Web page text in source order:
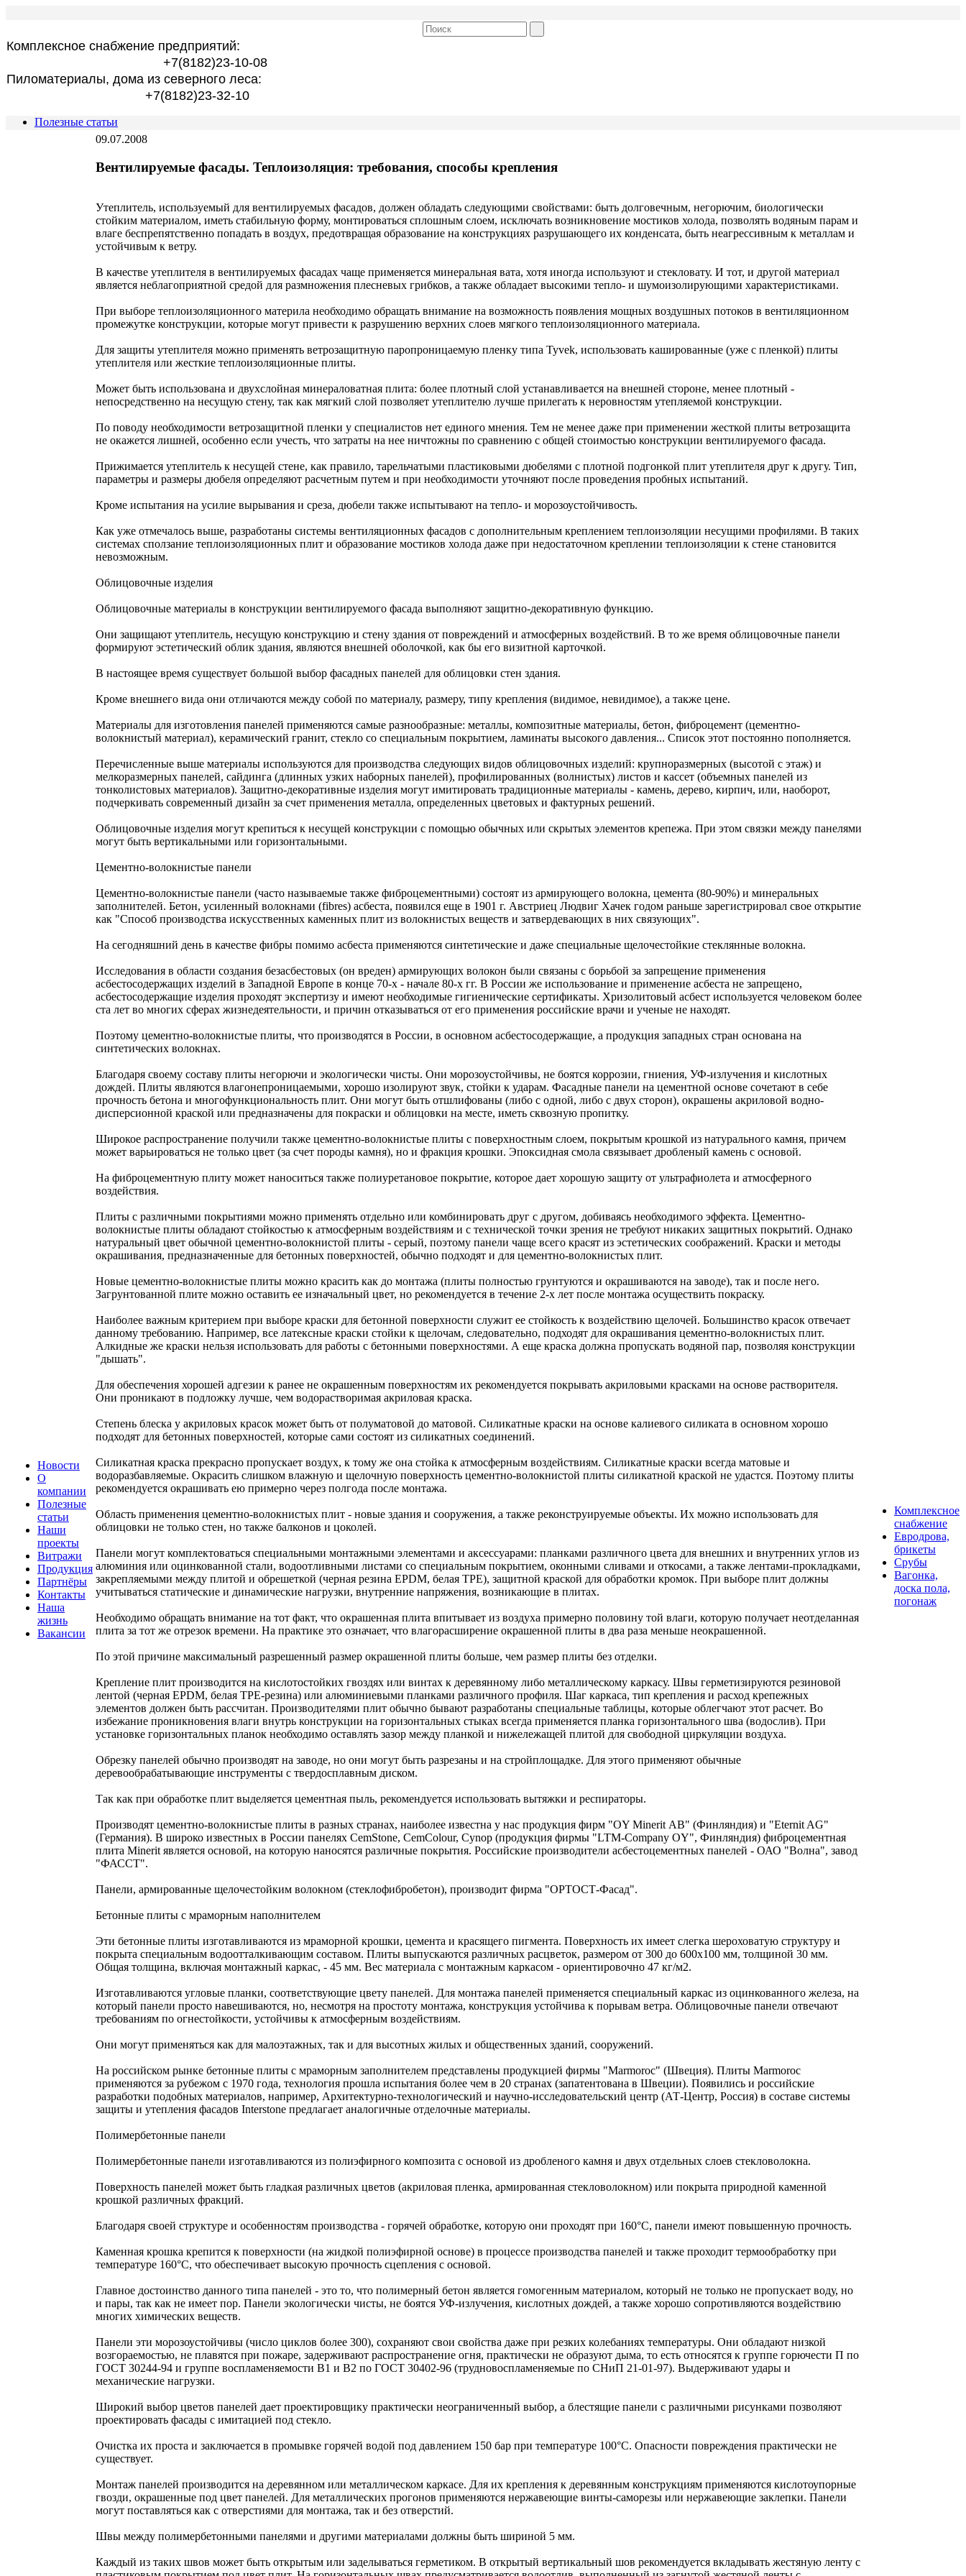
Комплексное снабжение предприятий:
+7(8182)23-10-08
Пиломатериалы, дома из северного леса:
+7(8182)23-32-10
Полезные статьи
Новости
О
компании
Полезные
статьи
Наши
проекты
Витражи
Продукция
Партнёры
Контакты
Наша
жизнь
Вакансии
09.07.2008
Вентилируемые фасады. Теплоизоляция: требования, способы крепления
Утеплитель, используемый для вентилируемых фасадов, должен обладать следующими свойствами: быть долговечным, негорючим, биологически
стойким материалом, иметь стабильную форму, монтироваться сплошным слоем, исключать возникновение мостиков холода, позволять водяным парам и
влаге беспрепятственно попадать в воздух, предотвращая образование на конструкциях разрушающего их конденсата, быть неагрессивным к металлам и
устойчивым к ветру.
В качестве утеплителя в вентилируемых фасадах чаще применяется минеральная вата, хотя иногда используют и стекловату. И тот, и другой материал
является неблагоприятной средой для размножения плесневых грибков, а также обладает высокими тепло- и шумоизолирующими характеристиками.
При выборе теплоизоляционного материла необходимо обращать внимание на возможность появления мощных воздушных потоков в вентиляционном
промежутке конструкции, которые могут привести к разрушению верхних слоев мягкого теплоизоляционного материала.
Для защиты утеплителя можно применять ветрозащитную паропроницаемую пленку типа Tyvek, использовать кашированные (уже с пленкой) плиты
утеплителя или жесткие теплоизоляционные плиты.
Может быть использована и двухслойная минераловатная плита: более плотный слой устанавливается на внешней стороне, менее плотный -
непосредственно на несущую стену, так как мягкий слой позволяет утеплителю лучше прилегать к неровностям утепляемой конструкции.
По поводу необходимости ветрозащитной пленки у специалистов нет единого мнения. Тем не менее даже при применении жесткой плиты ветрозащита
не окажется лишней, особенно если учесть, что затраты на нее ничтожны по сравнению с общей стоимостью конструкции вентилируемого фасада.
Прижимается утеплитель к несущей стене, как правило, тарельчатыми пластиковыми дюбелями с плотной подгонкой плит утеплителя друг к другу. Тип,
параметры и размеры дюбеля определяют расчетным путем и при необходимости уточняют после проведения пробных испытаний.
Кроме испытания на усилие вырывания и среза, дюбели также испытывают на тепло- и морозоустойчивость.
Как уже отмечалось выше, разработаны системы вентиляционных фасадов с дополнительным креплением теплоизоляции несущими профилями. В таких
системах сползание теплоизоляционных плит и образование мостиков холода даже при недостаточном креплении теплоизоляции к стене становится
невозможным.
Облицовочные изделия
Облицовочные материалы в конструкции вентилируемого фасада выполняют защитно-декоративную функцию.
Они защищают утеплитель, несущую конструкцию и стену здания от повреждений и атмосферных воздействий. В то же время облицовочные панели
формируют эстетический облик здания, являются внешней оболочкой, как бы его визитной карточкой.
В настоящее время существует большой выбор фасадных панелей для облицовки стен здания.
Кроме внешнего вида они отличаются между собой по материалу, размеру, типу крепления (видимое, невидимое), а также цене.
Материалы для изготовления панелей применяются самые разнообразные: металлы, композитные материалы, бетон, фиброцемент (цементно-
волокнистый материал), керамический гранит, стекло со специальным покрытием, ламинаты высокого давления... Список этот постоянно пополняется.
Перечисленные выше материалы используются для производства следующих видов облицовочных изделий: крупноразмерных (высотой с этаж) и
мелкоразмерных панелей, сайдинга (длинных узких наборных панелей), профилированных (волнистых) листов и кассет (объемных панелей из
тонколистовых материалов). Защитно-декоративные изделия могут имитировать традиционные материалы - камень, дерево, кирпич, или, наоборот,
подчеркивать современный дизайн за счет применения металла, определенных цветовых и фактурных решений.
Облицовочные изделия могут крепиться к несущей конструкции с помощью обычных или скрытых элементов крепежа. При этом связки между панелями
могут быть вертикальными или горизонтальными.
Цементно-волокнистые панели
Цементно-волокнистые панели (часто называемые также фиброцементными) состоят из армирующего волокна, цемента (80-90%) и минеральных
заполнителей. Бетон, усиленный волокнами (fibres) асбеста, появился еще в 1901 г. Австриец Людвиг Хачек годом раньше зарегистрировал свое открытие
как "Способ производства искусственных каменных плит из волокнистых веществ и затвердевающих в них связующих".
На сегодняшний день в качестве фибры помимо асбеста применяются синтетические и даже специальные щелочестойкие стеклянные волокна.
Исследования в области создания безасбестовых (он вреден) армирующих волокон были связаны с борьбой за запрещение применения
асбестосодержащих изделий в Западной Европе в конце 70-х - начале 80-х гг. В России же использование и применение асбеста не запрещено,
асбестосодержащие изделия проходят экспертизу и имеют необходимые гигиенические сертификаты. Хризолитовый асбест используется человеком более
ста лет во многих сферах жизнедеятельности, и причин отказываться от его применения российские врачи и ученые не находят.
Поэтому цементно-волокнистые плиты, что производятся в России, в основном асбестосодержащие, а продукция западных стран основана на
синтетических волокнах.
Благодаря своему составу плиты негорючи и экологически чисты. Они морозоустойчивы, не боятся коррозии, гниения, УФ-излучения и кислотных
дождей. Плиты являются влагонепроницаемыми, хорошо изолируют звук, стойки к ударам. Фасадные панели на цементной основе сочетают в себе
прочность бетона и многофункциональность плит. Они могут быть отшлифованы (либо с одной, либо с двух сторон), окрашены акриловой водно-
дисперсионной краской или предназначены для покраски и облицовки на месте, иметь сквозную пропитку.
Широкое распространение получили также цементно-волокнистые плиты с поверхностным слоем, покрытым крошкой из натурального камня, причем
может варьироваться не только цвет (за счет породы камня), но и фракция крошки. Эпоксидная смола связывает дробленый камень с основой.
На фиброцементную плиту может наноситься также полиуретановое покрытие, которое дает хорошую защиту от ультрафиолета и атмосферного
воздействия.
Плиты с различными покрытиями можно применять отдельно или комбинировать друг с другом, добиваясь необходимого эффекта. Цементно-
волокнистые плиты обладают стойкостью к атмосферным воздействиям и с технической точки зрения не требуют никаких защитных покрытий. Однако
натуральный цвет обычной цементно-волокнистой плиты - серый, поэтому панели чаще всего красят из эстетических соображений. Краски и методы
окрашивания, предназначенные для бетонных поверхностей, обычно подходят и для цементно-волокнистых плит.
Новые цементно-волокнистые плиты можно красить как до монтажа (плиты полностью грунтуются и окрашиваются на заводе), так и после него.
Загрунтованной плите можно оставить ее изначальный цвет, но рекомендуется в течение 2-х лет после монтажа осуществить покраску.
Наиболее важным критерием при выборе краски для бетонной поверхности служит ее стойкость к воздействию щелочей. Большинство красок отвечает
данному требованию. Например, все латексные краски стойки к щелочам, следовательно, подходят для окрашивания цементно-волокнистых плит.
Алкидные же краски нельзя использовать для работы с бетонными поверхностями. А еще краска должна пропускать водяной пар, позволяя конструкции
"дышать".
Для обеспечения хорошей адгезии к ранее не окрашенным поверхностям их рекомендуется покрывать акриловыми красками на основе растворителя.
Они проникают в подложку лучше, чем водорастворимая акриловая краска.
Степень блеска у акриловых красок может быть от полуматовой до матовой. Силикатные краски на основе калиевого силиката в основном хорошо
подходят для бетонных поверхностей, которые сами состоят из силикатных соединений.
Силикатная краска прекрасно пропускает воздух, к тому же она стойка к атмосферным воздействиям. Силикатные краски всегда матовые и
водоразбавляемые. Окрасить слишком влажную и щелочную поверхность цементно-волокнистой плиты силикатной краской не удастся. Поэтому плиты
рекомендуется окрашивать ею примерно через полгода после монтажа.
Область применения цементно-волокнистых плит - новые здания и сооружения, а также реконструируемые объекты. Их можно использовать для
облицовки не только стен, но также балконов и цоколей.
Панели могут комплектоваться специальными монтажными элементами и аксессуарами: планками различного цвета для внешних и внутренних углов из
алюминия или оцинкованной стали, водоотливными листами со специальным покрытием, оконными сливами и откосами, а также лентами-прокладками,
закрепляемыми между плитой и обрешеткой (черная резина EPDM, белая ТРЕ), защитной краской для обработки кромок. При выборе плит должны
учитываться статические и динамические нагрузки, внутренние напряжения, возникающие в плитах.
Необходимо обращать внимание на тот факт, что окрашенная плита впитывает из воздуха примерно половину той влаги, которую получает неотделанная
плита за тот же отрезок времени. На практике это означает, что влагорасширение окрашенной плиты в два раза меньше неокрашенной.
По этой причине максимальный разрешенный размер окрашенной плиты больше, чем размер плиты без отделки.
Крепление плит производится на кислотостойких гвоздях или винтах к деревянному либо металлическому каркасу. Швы герметизируются резиновой
лентой (черная EPDM, белая ТРЕ-резина) или алюминиевыми планками различного профиля. Шаг каркаса, тип крепления и расход крепежных
элементов должен быть рассчитан. Производителями плит обычно бывают разработаны специальные таблицы, которые облегчают этот расчет. Во
избежание проникновения влаги внутрь конструкции на горизонтальных стыках всегда применяется планка горизонтального шва (водослив). При
установке горизонтальных планок необходимо оставлять зазор между планкой и нижележащей плитой для свободной циркуляции воздуха.
Обрезку панелей обычно производят на заводе, но они могут быть разрезаны и на стройплощадке. Для этого применяют обычные
деревообрабатывающие инструменты с твердосплавным диском.
Так как при обработке плит выделяется цементная пыль, рекомендуется использовать вытяжки и респираторы.
Производят цементно-волокнистые плиты в разных странах, наиболее известна у нас продукция фирм "OY Minerit АВ" (Финляндия) и "Eternit AG"
(Германия). В широко известных в России панелях CemStone, CemColour, Cynop (продукция фирмы "LTM-Company OY", Финляндия) фиброцементная
плита Minerit является основой, на которую наносятся различные покрытия. Российские производители асбестоцементных панелей - ОАО "Волна", завод
"ФАССТ".
Панели, армированные щелочестойким волокном (стеклофибробетон), производит фирма "ОРТОСТ-Фасад".
Бетонные плиты с мраморным наполнителем
Эти бетонные плиты изготавливаются из мраморной крошки, цемента и красящего пигмента. Поверхность их имеет слегка шероховатую структуру и
покрыта специальным водоотталкивающим составом. Плиты выпускаются различных расцветок, размером от 300 до 600х100 мм, толщиной 30 мм.
Общая толщина, включая монтажный каркас, - 45 мм. Вес материала с монтажным каркасом - ориентировочно 47 кг/м2.
Изготавливаются угловые планки, соответствующие цвету панелей. Для монтажа панелей применяется специальный каркас из оцинкованного железа, на
который панели просто навешиваются, но, несмотря на простоту монтажа, конструкция устойчива к порывам ветра. Облицовочные панели отвечают
требованиям по огнестойкости, устойчивы к атмосферным воздействиям.
Они могут применяться как для малоэтажных, так и для высотных жилых и общественных зданий, сооружений.
На российском рынке бетонные плиты с мраморным заполнителем представлены продукцией фирмы "Marmoroc" (Швеция). Плиты Marmoroc
применяются за рубежом с 1970 года, технология прошла испытания более чем в 20 странах (запатентована в Швеции). Появились и российские
разработки подобных материалов, например, Архитектурно-технологический и научно-исследовательский центр (АТ-Центр, Россия) в составе системы
защиты и утепления фасадов Interstone предлагает аналогичные отделочные материалы.
Полимербетонные панели
Полимербетонные панели изготавливаются из полиэфирного композита с основой из дробленого камня и двух отдельных слоев стекловолокна.
Поверхность панелей может быть гладкая различных цветов (акриловая пленка, армированная стекловолокном) или покрыта природной каменной
крошкой различных фракций.
Благодаря своей структуре и особенностям производства - горячей обработке, которую они проходят при 160°С, панели имеют повышенную прочность.
Каменная крошка крепится к поверхности (на жидкой полиэфирной основе) в процессе производства панелей и также проходит термообработку при
температуре 160°С, что обеспечивает высокую прочность сцепления с основой.
Главное достоинство данного типа панелей - это то, что полимерный бетон является гомогенным материалом, который не только не пропускает воду, но
и пары, так как не имеет пор. Панели экологически чисты, не боятся УФ-излучения, кислотных дождей, а также хорошо сопротивляются воздействию
многих химических веществ.
Панели эти морозоустойчивы (число циклов более 300), сохраняют свои свойства даже при резких колебаниях температуры. Они обладают низкой
возгораемостью, не плавятся при пожаре, задерживают распространение огня, практически не образуют дыма, то есть относятся к группе горючести П по
ГОСТ 30244-94 и группе воспламеняемости В1 и В2 по ГОСТ 30402-96 (трудновоспламеняемые по СНиП 21-01-97). Выдерживают удары и
механические нагрузки.
Широкий выбор цветов панелей дает проектировщику практически неограниченный выбор, а блестящие панели с различными рисунками позволяют
проектировать фасады с имитацией под стекло.
Очистка их проста и заключается в промывке горячей водой под давлением 150 бар при температуре 100°C. Опасности повреждения практически не
существует.
Монтаж панелей производится на деревянном или металлическом каркасе. Для их крепления к деревянным конструкциям применяются кислотоупорные
гвозди, окрашенные под цвет панелей. Для металлических прогонов применяются нержавеющие винты-саморезы или нержавеющие заклепки. Панели
могут поставляться как с отверстиями для монтажа, так и без отверстий.
Швы между полимербетонными панелями и другими материалами должны быть шириной 5 мм.
Каждый из таких швов может быть открытым или заделываться герметиком. В открытый вертикальный шов рекомендуется вкладывать жестяную ленту с
Комплексное
снабжение
Евродрова,
брикеты
Срубы
Вагонка,
доска пола,
погонаж